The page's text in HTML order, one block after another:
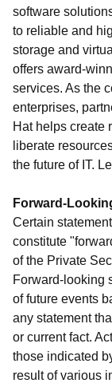
software
to reliable and
storage and
offers award-
services. As the
enterprises,
Hat helps create
liberate
the future of IT.
Forward-
Certain
constitute
of the Private
Forward-looking
of future events
any statement
or current fact.
those indicated
result of various